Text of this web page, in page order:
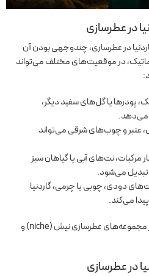
در عطرسازی
در عطرسازی، چندوجهی بودن آن
در موقعیت‌های مختلف می‌تواند
پودرها یا گل‌های سفید دیگر،
می‌دهد.
عنبر و چوب‌های شرقی می‌تواند
مرکبات، نت‌های آبی یا گیاهان سبز
تبدیل می‌شود.
دودی، چوبی یا چرمی، گاردنیا
می‌کند.
این ویژگی باعث شده رایحه گاردنیا در مجموعه‌های عطرسازی نیش (niche) و
در عطرسازی